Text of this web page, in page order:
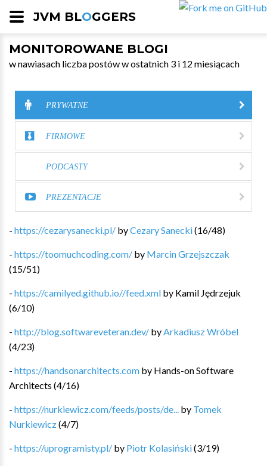
JVM BLOGGERS
MONITOROWANE BLOGI
w nawiasach liczba postów w ostatnich 3 i 12 miesiącach
PRYWATNE
FIRMOWE
PODCASTY
PREZENTACJE
- https://cezarysanecki.pl/ byCezary Sanecki(16/48)
- https://toomuchcoding.com/ by Marcin Grzejszczak
(15/51)
- https://camilyed.github.io//feed.xml by Kamil Jędrzejuk
(6/10)
- http://blog.softwareveteran.dev/ by Arkadiusz Wróbel
(4/23)
- https://handsonarchitects.com by Hands-on Software
Architects (4/16)
- https://nurkiewicz.com/feeds/posts/de... by Tomek
Nurkiewicz(4/7)
- https://uprogramisty.pl/ by Piotr Kolasiński(3/19)